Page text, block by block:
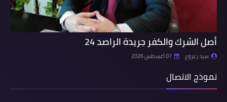
أصل الشرك والكفر جريدة الراصد 24
سيد زعزوع 07 أغسطس 2026
نموذج الاتصال